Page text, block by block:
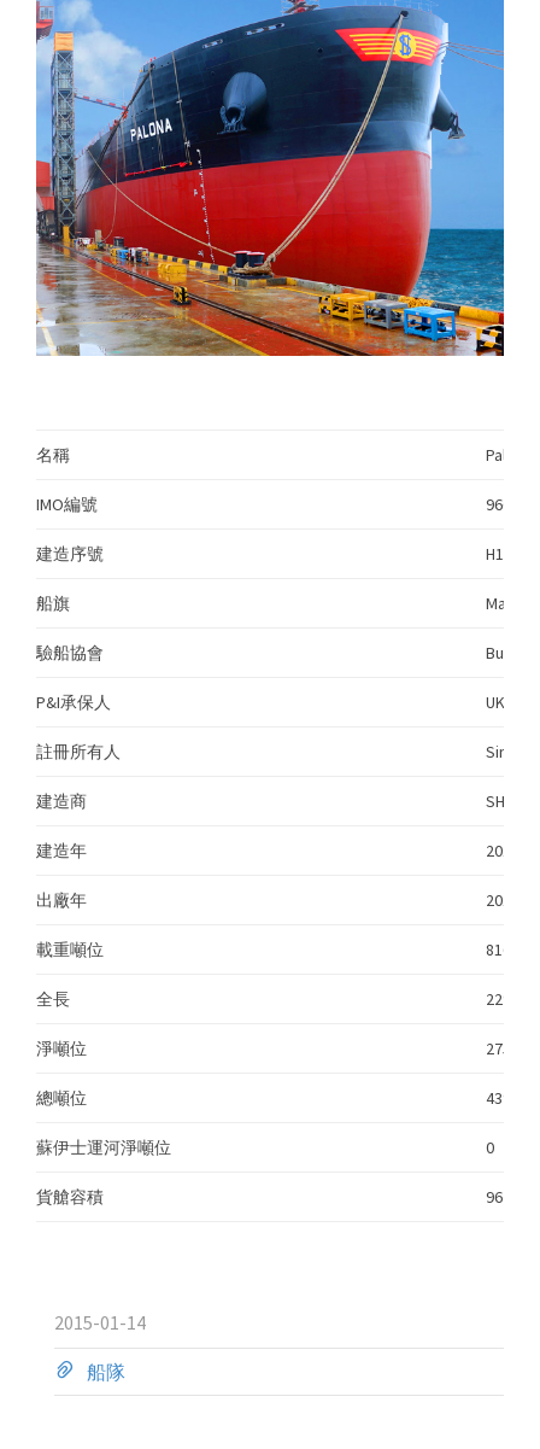
名稱 Palona
IMO編號
建造序號 H1295
船旗
驗船協會
P&I承保人 UK P&I
註冊所有人
建造商
建造年 2014
出廠年 2014
載重噸位 81676
全長 229.00
淨噸位 27561
總噸位 43962
蘇伊士運河淨噸位 0
貨艙容積 96722
2015-01-14
船隊